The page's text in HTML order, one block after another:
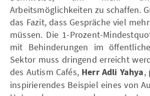
Arbeitsmöglichkeiten zu schaffen.
das Fazit, dass Gespräche viel
müssen. Die 1-Prozent-
mit Behinderungen im
Sektor muss dringend erreicht
des Autism Cafés, Herr Adli Yahya,
inspirierendes Beispiel eines von